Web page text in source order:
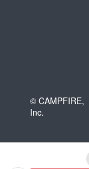
© CAMPFIRE,
Inc.